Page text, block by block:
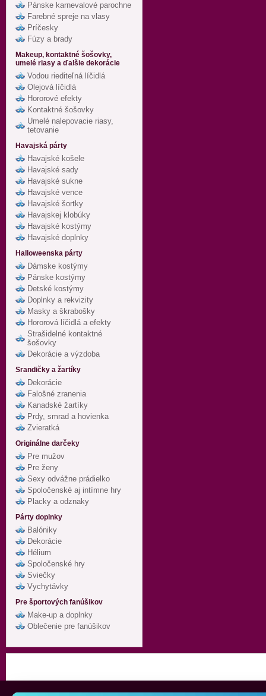
Pánske karnevalové parochne
Farebné spreje na vlasy
Príčesky
Fúzy a brady
Makeup, kontaktné šošovky,
umelé riasy a ďalšie dekorácie
Vodou riediteľná líčidlá
Olejová líčidlá
Hororové efekty
Kontaktné šošovky
Umelé nalepovacie riasy,
tetovanie
Havajská párty
Havajské košele
Havajské sady
Havajské sukne
Havajské vence
Havajské šortky
Havajskej klobúky
Havajské kostýmy
Havajské doplnky
Halloweenska párty
Dámske kostýmy
Pánske kostýmy
Detské kostýmy
Doplnky a rekvizity
Masky a škrabošky
Hororová líčidlá a efekty
Strašidelné kontaktné
šošovky
Dekorácie a výzdoba
Srandičky a žartíky
Dekorácie
Falošné zranenia
Kanadské žartíky
Prdy, smrad a hovienka
Zvieratká
Originálne darčeky
Pre mužov
Pre ženy
Sexy odvážne prádielko
Spoločenské aj intímne hry
Placky a odznaky
Párty doplnky
Balóniky
Dekorácie
Hélium
Spoločenské hry
Sviečky
Vychytávky
Pre športových fanúšikov
Make-up a doplnky
Oblečenie pre fanúšikov